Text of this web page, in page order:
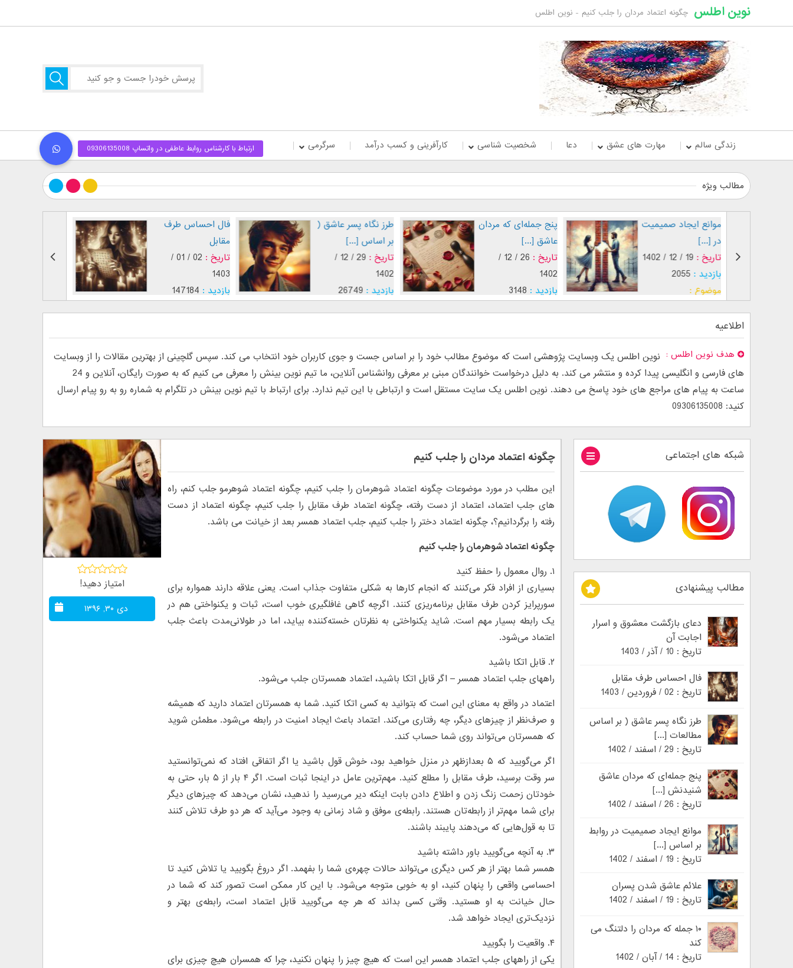
نوین اطلس چگونه اعتماد مردان را جلب کنیم - نوین اطلس
زندگی سالم مهارت های عشق دعا شخصیت شناسی کارآفرینی و کسب درآمد سرگرمی
مطالب ویژه
تاریخ :
طرز نگاه پسر عاشق (
بر اساس [...]
تاریخ :
29 / 12 /
1402
بازدید : 26749
پنج جمله‌ای که مردان
عاشق [...]
تاریخ :
26 / 12 /
1402
بازدید : 3148
موانع ایجاد صمیمیت
در [...]
تاریخ : 19 / 12 / 1402
بازدید :
موضوع :
علائم عاشق شدن
پسران
تاریخ : 19 / 12 / 1402
بازدید : 5048
موضوع : جذب عشق
اطلاعیه
هدف نوین اطلس
نوین اطلس یک وبسایت پژوهشی است که موضوع مطالب خود را بر اساس جست و جوی کاربران خود انتخاب می کند. سپس گلچینی از بهترین مقالات را از وبسایت
های فارسی و انگلیسی پیدا کرده و منتشر می کند. به دلیل درخواست خوانندگان مبنی بر معرفی روانشناس آنلاین، ما تیم نوین بینش را معرفی می کنیم که به صورت رایگان، آنلاین و 24
ساعت به پیام های مراجع های خود پاسخ می دهند. نوین اطلس یک سایت مستقل است و ارتباطی با این تیم ندارد. برای ارتباط با تیم نوین بینش در تلگرام به شماره رو به رو پیام ارسال
کنید: 09306135008
امتیاز دهید!
دی ۳۰, ۱۳۹۶
چگونه اعتماد مردان را جلب کنیم
این مطلب در مورد موضوعات چگونه اعتماد شوهرمان را جلب کنیم، چگونه اعتماد شوهرمو جلب کنم، راه
های جلب اعتماد، اعتماد از دست رفته، چگونه اعتماد طرف مقابل را جلب کنیم، چگونه اعتماد از دست
رفته را برگردانیم؟، چگونه اعتماد دختر را جلب کنیم، جلب اعتماد همسر بعد از خیانت می باشد.
چگونه اعتماد شوهرمان را جلب کنیم
۱. روال معمول را حفظ کنید
بسیاری از افراد فکر می‌کنند که انجام کارها به شکلی متفاوت جذاب است. یعنی علاقه دارند همواره برای
سورپرایز کردن طرف مقابل برنامه‌ریزی کنند. اگرچه گاهی غافلگیری خوب است، ثبات و یکنواختی هم در
یک رابطه بسیار مهم است. شاید یکنواختی به نظرتان خسته‌کننده بیاید، اما در طولانی‌مدت باعث جلب
اعتماد می‌شود.
۲. قابل اتکا باشید
راههای جلب اعتماد همسر – اگر قابل اتکا باشید، اعتماد همسرتان جلب می‌شود.
اعتماد در واقع به معنای این است که بتوانید به کسی اتکا کنید. شما به همسرتان اعتماد دارید که همیشه
و صرف‌نظر از چیزهای دیگر، چه رفتاری می‌کند. اعتماد باعث ایجاد امنیت در رابطه می‌شود. مطمئن شوید
که همسرتان می‌تواند روی شما حساب کند.
اگر می‌گویید که ۵ بعدازظهر در منزل خواهید بود، خوش قول باشید یا اگر اتفاقی افتاد که نمی‌توانستید
سر وقت برسید، طرف مقابل را مطلع کنید. مهم‌ترین عامل در اینجا ثبات است. اگر ۴ بار از ۵ بار، حتی به
خودتان زحمت زنگ زدن و اطلاع دادن بابت اینکه دیر می‌رسید را ندهید، نشان می‌دهد که چیزهای دیگر
برای شما مهم‌تر از رابطه‌تان هستند. رابطه‌ی موفق و شاد زمانی به وجود می‌آید که هر دو طرف تلاش کنند
تا به قول‌هایی که می‌دهند پایبند باشند.
۳. به آنچه می‌گویید باور داشته باشید
همسر شما بهتر از هر کس دیگری می‌تواند حالات چهره‌ی شما را بفهمد. اگر دروغ بگویید یا تلاش کنید تا
احساسی واقعی را پنهان کنید، او به خوبی متوجه می‌شود. با این کار ممکن است تصور کند که شما در
حال خیانت به او هستید. وقتی کسی بداند که هر چه می‌گویید قابل اعتماد است، رابطه‌ی بهتر و
نزدیک‌تری ایجاد خواهد شد.
۴. واقعیت را بگویید
یکی از راههای جلب اعتماد همسر این است که هیچ چیز را پنهان نکنید، چرا که همسران هیچ چیزی برای
شبکه های اجتماعی
مطالب پیشنهادی
دعای بازگشت معشوق و اسرار
اجابت آن
تاریخ : 10 / آذر / 1403
فال احساس طرف مقابل
تاریخ : 02 / فروردین / 1403
طرز نگاه پسر عاشق ( بر اساس
مطالعات [...]
تاریخ : 29 / اسفند / 1402
پنج جمله‌ای که مردان عاشق
شنیدنش [...]
تاریخ : 26 / اسفند / 1402
موانع ایجاد صمیمیت در روابط
بر اساس [...]
تاریخ : 19 / اسفند / 1402
علائم عاشق شدن پسران
تاریخ : 19 / اسفند / 1402
۱۰ جمله که مردان را دلتنگ می
کند
تاریخ : 14 / آبان / 1402